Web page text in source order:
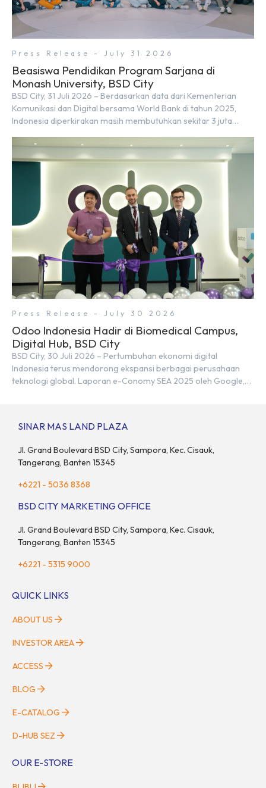
Press Release - July 31 2026
Beasiswa Pendidikan Program Sarjana di
Monash University, BSD City
BSD City, 31 Juli 2026 – Berdasarkan data dari Kementerian
Komunikasi dan Digital bersama World Bank di tahun 2025,
Indonesia diperkirakan masih membutuhkan sekitar 3 juta
tenaga digital baru setiap tahunnya untuk mendukung
percepatan transformasi digital di berbagai sektor strategis.
Kebutuhan tersebut menjadikan pengembangan sumber daya
Press Release - July 30 2026
Odoo Indonesia Hadir di Biomedical Campus,
Digital Hub, BSD City
BSD City, 30 Juli 2026 – Pertumbuhan ekonomi digital
Indonesia terus mendorong ekspansi berbagai perusahaan
teknologi global. Laporan e-Conomy SEA 2025 oleh Google,
sebesar 14% dibandingkan dengan tahun sebelumnya. Kondisi
SINAR MAS LAND PLAZA
Jl. Grand Boulevard BSD City, Sampora, Kec. Cisauk,
Tangerang, Banten 15345
+6221 - 5036 8368
BSD CITY MARKETING OFFICE
Jl. Grand Boulevard BSD City, Sampora, Kec. Cisauk,
Tangerang, Banten 15345
+6221 - 5315 9000
QUICK LINKS
ABOUT US
INVESTOR AREA
ACCESS
BLOG
E-CATALOG
D-HUB SEZ
OUR E-STORE